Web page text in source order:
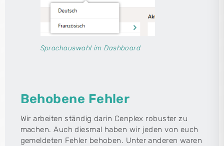
Sprachauswahl im Dashboard
Behobene Fehler
Wir arbeiten ständig darin Cenplex robuster zu
machen. Auch diesmal haben wir jeden von euch
gemeldeten Fehler behoben. Unter anderen waren